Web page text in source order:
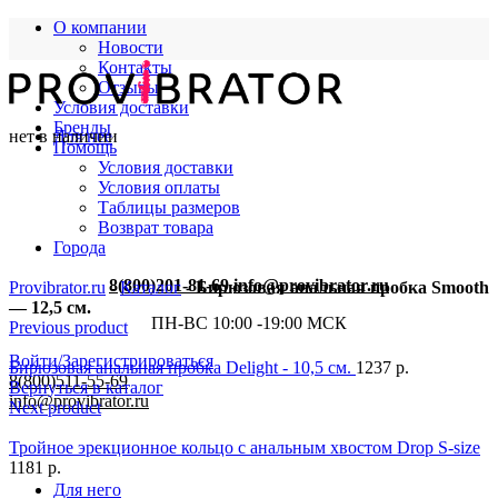
О компании
Новости
Контакты
Отзывы
Условия доставки
Бренды
Помощь
Условия доставки
Условия оплаты
Таблицы размеров
Возврат товара
Города
8(800)201-81-69 info@provibrator.ru
ПН-ВС 10:00 -19:00 МСК
Войти/Зарегистрироваться
8(800)511-55-69
info@provibrator.ru
Для нее
Для него
нет в наличии
Provibrator.ru -Каталог-Бирюзовая анальная пробка Smooth
— 12,5 см.
Previous product
Бирюзовая анальная пробка Delight - 10,5 см. 1237 р.
Вернуться в каталог
Next product
Тройное эрекционное кольцо с анальным хвостом Drop S-size
1181 р.